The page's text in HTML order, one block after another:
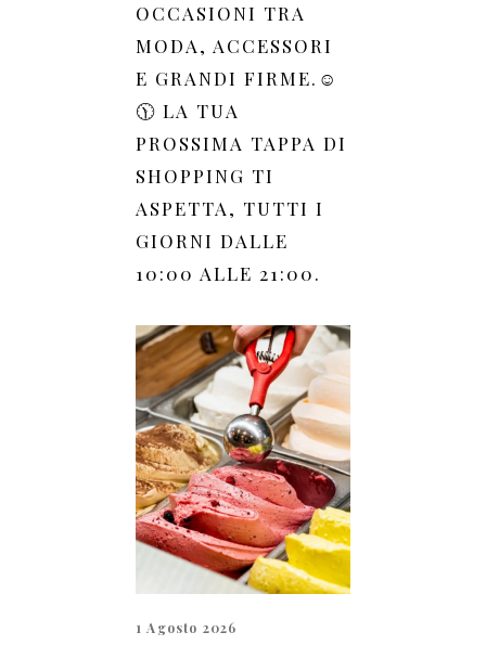
OCCASIONI TRA
MODA, ACCESSORI
E GRANDI FIRME.☺️
🕦 LA TUA
PROSSIMA TAPPA DI
SHOPPING TI
ASPETTA, TUTTI I
GIORNI DALLE
10:00 ALLE 21:00.
1 Agosto 2026